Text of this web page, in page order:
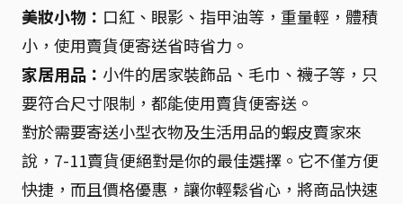
美妝小物： 口紅、眼影、指甲油等，重量輕，體積
小，使用賣貨便寄送省時省力。
家居用品： 小件的居家裝飾品、毛巾、襪子等，只
要符合尺寸限制，都能使用賣貨便寄送。
對於需要寄送小型衣物及生活用品的蝦皮賣家來
說，7-11賣貨便絕對是你的最佳選擇。它不僅方便
快捷，而且價格優惠，讓你輕鬆省心，將商品快速